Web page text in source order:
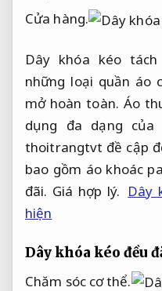
Cửa hàng.
Dây khóa kéo
những loại quần áo
mở hoàn toàn. Áo
dụng đa dạng
thoitrangtvt đề cập
bao gồm áo khoác
đãi. Giá hợp lý. Dây
hiện
Dây khóa kéo đều
Chăm sóc cơ thể.